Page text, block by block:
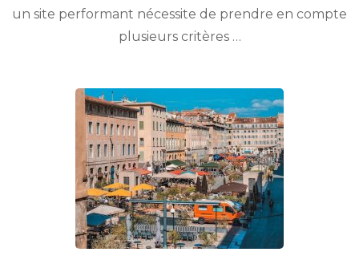
?
un site performant nécessite de prendre en compte
plusieurs critères …